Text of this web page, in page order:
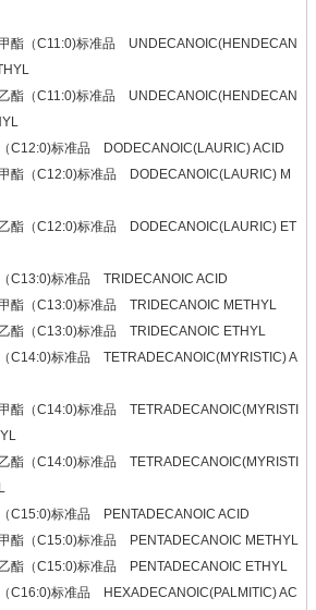
酯（C11:0)标准品 UNDECANOIC(HENDECAN
酯（C11:0)标准品 UNDECANOIC(HENDECAN
C12:0)标准品 DODECANOIC(LAURIC) ACID
酯（C12:0)标准品 DODECANOIC(LAURIC) M
酯（C12:0)标准品 DODECANOIC(LAURIC) ET
C13:0)标准品 TRIDECANOIC ACID
酯（C13:0)标准品 TRIDECANOIC METHYL
酯（C13:0)标准品 TRIDECANOIC ETHYL
C14:0)标准品 TETRADECANOIC(MYRISTIC) A
酯（C14:0)标准品 TETRADECANOIC(MYRISTI
酯（C14:0)标准品 TETRADECANOIC(MYRISTI
C15:0)标准品 PENTADECANOIC ACID
酯（C15:0)标准品 PENTADECANOIC METHYL
酯（C15:0)标准品 PENTADECANOIC ETHYL
C16:0)标准品 HEXADECANOIC(PALMITIC) AC